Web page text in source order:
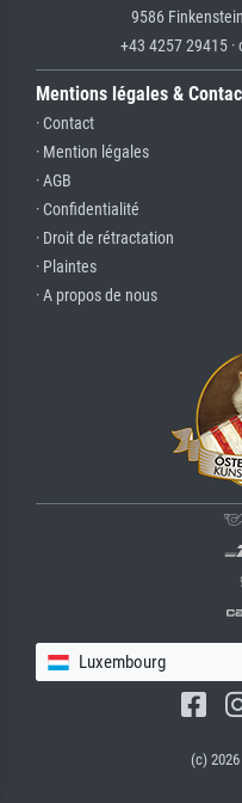
9586
+43 4257 29415
Mentions légales &
· Contact
· Mention légales
· AGB
· Confidentialité
· Droit de rétractation
· Plaintes
· A propos de nous
Luxembourg
(c)